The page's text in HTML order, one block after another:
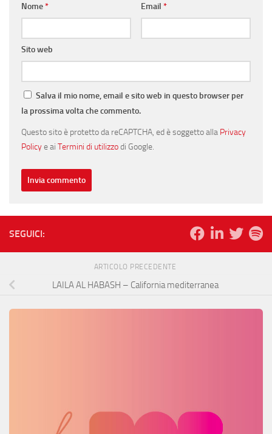
Nome* Email *
Sito web
Salva il mio nome, email e sito web in questo browser per
la prossima volta che commento.
Questo sito è protetto da reCAPTCHA, ed è soggetto alla Privacy
Policye ai Termini di utilizzodi Google.
SEGUICI:
ARTICOLO PRECEDENTE
LAILA AL HABASH – California mediterranea